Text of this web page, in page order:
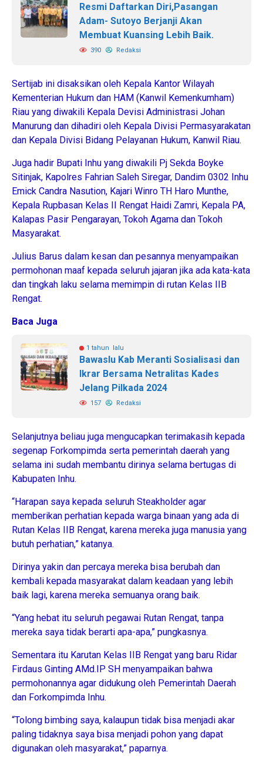
Resmi Daftarkan Diri,Pasangan
Adam- Sutoyo Berjanji Akan
Membuat Kuansing Lebih Baik.
390 Redaksi
Sertijab ini disaksikan oleh Kepala Kantor Wilayah
Kementerian Hukum dan HAM (Kanwil Kemenkumham)
Riau yang diwakili Kepala Devisi Administrasi Johan
Manurung dan dihadiri oleh Kepala Divisi Permasyarakatan
dan Kepala Divisi Bidang Pelayanan Hukum, Kanwil Riau.
Juga hadir Bupati Inhu yang diwakili Pj Sekda Boyke
Sitinjak, Kapolres Fahrian Saleh Siregar, Dandim 0302 Inhu
Emick Candra Nasution, Kajari Winro TH Haro Munthe,
Kepala Rupbasan Kelas II Rengat Haidi Zamri, Kepala PA,
Kalapas Pasir Pengarayan, Tokoh Agama dan Tokoh
Masyarakat.
Julius Barus dalam kesan dan pesannya menyampaikan
permohonan maaf kepada seluruh jajaran jika ada kata-kata
dan tingkah laku selama memimpin di rutan Kelas IIB
Rengat.
Baca Juga
1 tahun lalu
Bawaslu Kab Meranti Sosialisasi dan
Ikrar Bersama Netralitas Kades
Jelang Pilkada 2024
157 Redaksi
Selanjutnya beliau juga mengucapkan terimakasih kepada
segenap Forkompimda serta pemerintah daerah yang
selama ini sudah membantu dirinya selama bertugas di
Kabupaten Inhu.
“Harapan saya kepada seluruh Steakholder agar
memberikan perhatian kepada warga binaan yang ada di
Rutan Kelas IIB Rengat, karena mereka juga manusia yang
butuh perhatian,” katanya.
Dirinya yakin dan percaya mereka bisa berubah dan
kembali kepada masyarakat dalam keadaan yang lebih
baik lagi, karena mereka semuanya orang baik.
“Yang hebat itu seluruh pegawai Rutan Rengat, tanpa
mereka saya tidak berarti apa-apa,” pungkasnya.
Sementara itu Karutan Kelas IIB Rengat yang baru Ridar
Firdaus Ginting AMd.IP SH menyampaikan bahwa
permohonannya agar didukung oleh Pemerintah Daerah
dan Forkompimda Inhu.
“Tolong bimbing saya, kalaupun tidak bisa menjadi akar
paling tidaknya saya bisa menjadi pohon yang dapat
digunakan oleh masyarakat,” paparnya.